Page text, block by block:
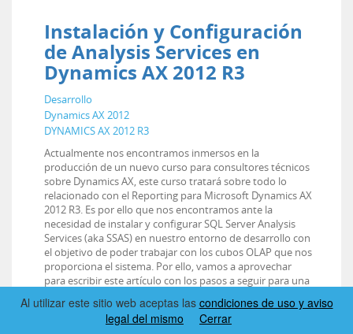
Instalación y Configuración
de Analysis Services en
Dynamics AX 2012 R3
Desarrollo
Dynamics AX 2012
DYNAMICS AX 2012 R3
Actualmente nos encontramos inmersos en la
producción de un nuevo curso para consultores técnicos
sobre Dynamics AX, este curso tratará sobre todo lo
relacionado con el Reporting para Microsoft Dynamics AX
2012 R3. Es por ello que nos encontramos ante la
necesidad de instalar y configurar SQL Server Analysis
Services (aka SSAS) en nuestro entorno de desarrollo con
el objetivo de poder trabajar con los cubos OLAP que nos
proporciona el sistema. Por ello, vamos a aprovechar
para escribir este artículo con los pasos a seguir para una
Escrito porJuan Antonio Tomás
Al utilizar este sitio web aceptas las condiciones de uso y aviso
legal del mismo
Cerrar